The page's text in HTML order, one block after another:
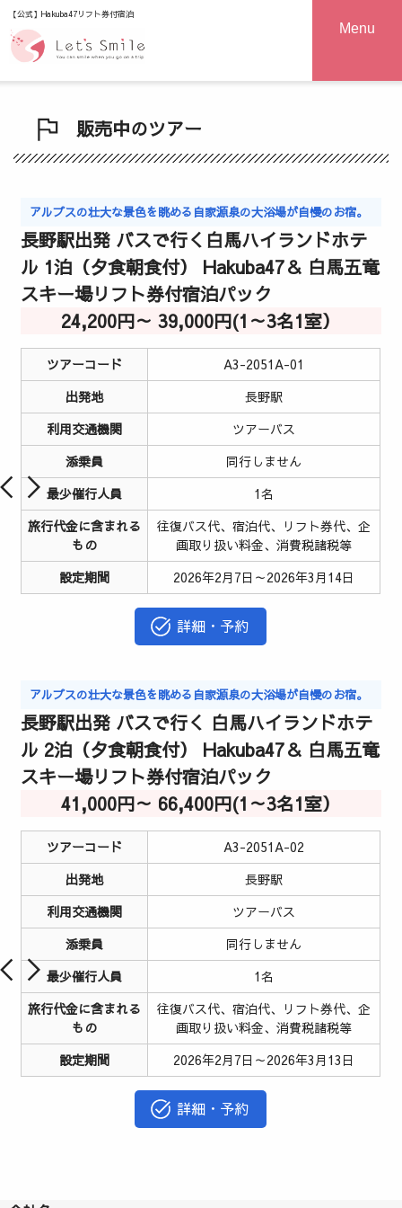
Menu
【公式】Hakuba47リフト券付宿泊
販売中のツアー
アルプスの壮大な景色を眺める自家源泉の大浴場が自慢のお宿。
長野駅出発 バスで行く白馬ハイランドホテ
ル 1泊（夕食朝食付） Hakuba47＆ 白馬五竜
スキー場リフト券付宿泊パック
24,200円～ 39,000円(1～3名1室）
ツアーコード
A3-2051A-01
出発地
長野駅
利用交通機関
ツアーバス
添乗員
同行しません
最少催行人員
1名
旅行代金に含まれる
もの
往復バス代、宿泊代、リフト券代、企
画取り扱い料金、消費税諸税等
設定期間
2026年2月7日～2026年3月14日
詳細・予約
アルプスの壮大な景色を眺める自家源泉の大浴場が自慢のお宿。
長野駅出発 バスで行く 白馬ハイランドホテ
ル 2泊（夕食朝食付） Hakuba47＆ 白馬五竜
スキー場リフト券付宿泊パック
41,000円～ 66,400円(1～3名1室）
ツアーコード
A3-2051A-02
出発地
長野駅
利用交通機関
ツアーバス
添乗員
同行しません
最少催行人員
1名
旅行代金に含まれる
もの
往復バス代、宿泊代、リフト券代、企
画取り扱い料金、消費税諸税等
設定期間
2026年2月7日～2026年3月13日
詳細・予約